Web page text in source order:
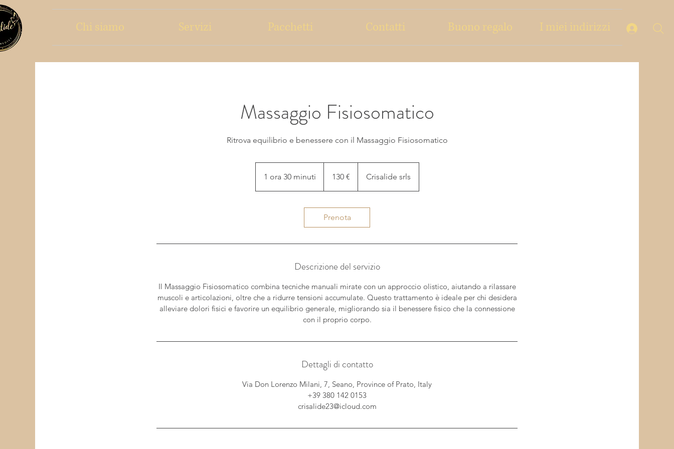
Chi siamo Servizi Pacchetti Contatti Buono regalo I miei indirizzi
Massaggio Fisiosomatico
Ritrova equilibrio e benessere con il Massaggio Fisiosomatico
1 ora 30 minuti
u
t
i
130 € Crisalide srls
Prenota
Descrizione del servizio
Il Massaggio Fisiosomatico combina tecniche manuali mirate con un approccio olistico, aiutando a rilassare
muscoli e articolazioni, oltre che a ridurre tensioni accumulate. Questo trattamento è ideale per chi desidera
alleviare dolori fisici e favorire un equilibrio generale, migliorando sia il benessere fisico che la connessione
con il proprio corpo.
Dettagli di contatto
Via Don Lorenzo Milani, 7, Seano, Province of Prato, Italy
+39 380 142 0153
crisalide23@icloud.com